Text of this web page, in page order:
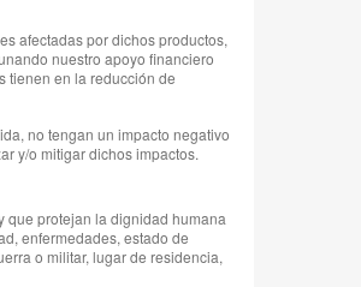
afectadas por dichos productos,
nuestro apoyo financiero
tienen en la reducción de
no tengan un impacto negativo
y/o mitigar dichos impactos.
que protejan la dignidad humana
enfermedades, estado de
o militar, lugar de residencia,